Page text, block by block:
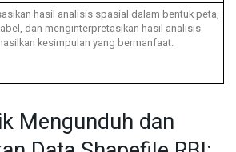
hasil analisis spasial dalam bentuk peta,
dan menginterpretasikan hasil analisis
kesimpulan yang bermanfaat.
Mengunduh dan